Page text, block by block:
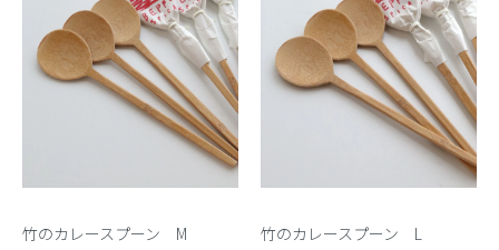
竹のカレースプーン M
竹のカレースプーン L